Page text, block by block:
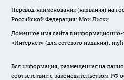
Перевод наименования (названия) на
Российской Федерации: Мои Лиски
Доменное имя сайта в
«Интернет» (для сетевого издания):
Вся информация, размещенная на
соответствии с законодательством РФ